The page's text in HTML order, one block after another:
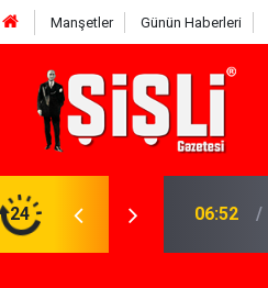
Manşetler Günün Haberleri
24
Gruplarında Daha
04:43